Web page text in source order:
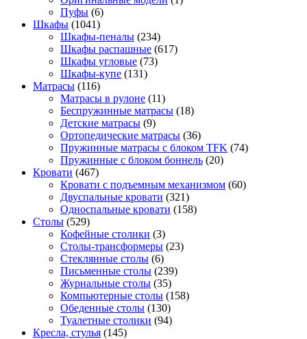
Пуфы (6)
Шкафы (1041)
Шкафы-пеналы (234)
Шкафы распашные (617)
Шкафы угловые (73)
Шкафы-купе (131)
Матрасы (116)
Матрасы в рулоне (11)
Беспружинные матрасы (18)
Детские матрасы (9)
Ортопедические матрасы (36)
Пружинные матрасы с блоком TFK (74)
Пружинные с блоком боннель (20)
Кровати (467)
Кровати с подъемным механизмом (60)
Двуспальные кровати (321)
Односпальные кровати (158)
Столы (529)
Кофейные столики (3)
Столы-трансформеры (23)
Стеклянные столы (6)
Письменные столы (239)
Журнальные столы (35)
Компьютерные столы (158)
Обеденные столы (130)
Туалетные столики (94)
Кресла, стулья (145)